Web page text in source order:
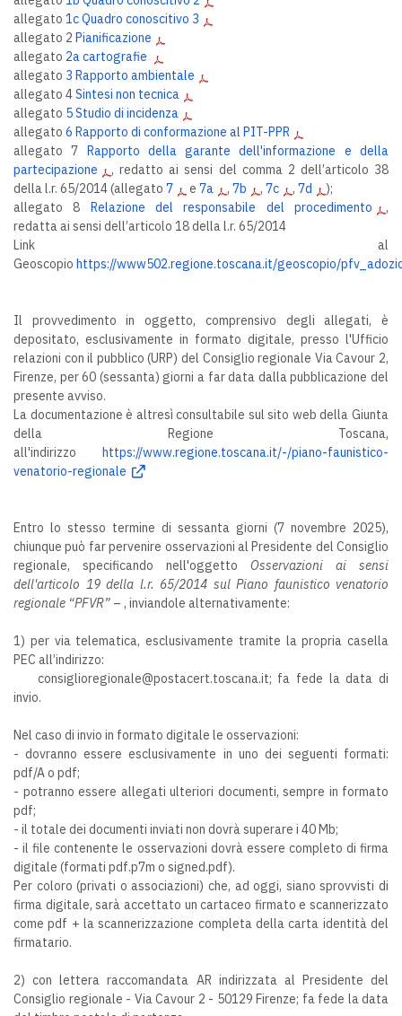
allegato 1c Quadro conoscitivo 3
allegato 2 Pianificazione
allegato 2a cartografie
allegato 3 Rapporto ambientale
allegato 4Sintesi non tecnica
allegato 5 Studio di incidenza
allegato 6 Rapporto di conformazione al PIT-PPR
allegato 7 Rapporto della garante dell'informazione e della
partecipazione
, redatto ai sensi del comma 2 dell’articolo 38
della l.r. 65/2014 (allegato 7 e 7a , 7b , 7c , 7d
);
allegato 8 Relazione del responsabile del procedimento
,
redatta ai sensi dell’articolo 18 della l.r. 65/2014
Link al
Geoscopio https://www502.regione.toscana.it/geoscopio/
Il provvedimento in oggetto, comprensivo degli allegati, è
depositato, esclusivamente in formato digitale, presso l'Ufficio
relazioni con il pubblico (URP) del Consiglio regionale Via Cavour 2,
Firenze, per 60 (sessanta) giorni a far data dalla pubblicazione del
presente avviso.
La documentazione è altresì consultabile sul sito web della Giunta
della Regione Toscana,
all'indirizzo https://www.regione.toscana.it/-/piano-faunistico-
venatorio-regionale
Entro lo stesso termine di sessanta giorni (7 novembre 2025),
chiunque può far pervenire osservazioni al Presidente del Consiglio
regionale, specificando nell'oggetto Osservazioni ai sensi
dell'articolo 19 della l.r. 65/2014 sul Piano faunistico venatorio
regionale “PFVR” – , inviandole alternativamente:
1) per via telematica, esclusivamente tramite la propria casella
PEC all’indirizzo:
consiglioregionale@postacert.toscana.it; fa fede la data di
invio.
Nel caso di invio in formato digitale le osservazioni:
- dovranno essere esclusivamente in uno dei seguenti formati:
pdf/A o pdf;
- potranno essere allegati ulteriori documenti, sempre in formato
pdf;
- il totale dei documenti inviati non dovrà superare i 40 Mb;
- il file contenente le osservazioni dovrà essere completo di firma
digitale (formati pdf.p7m o signed.pdf).
Per coloro (privati o associazioni) che, ad oggi, siano sprovvisti di
firma digitale, sarà accettato un cartaceo firmato e scannerizzato
come pdf + la scannerizzazione completa della carta identità del
firmatario.
2) con lettera raccomandata AR indirizzata al Presidente del
Consiglio regionale - Via Cavour 2 - 50129 Firenze; fa fede la data